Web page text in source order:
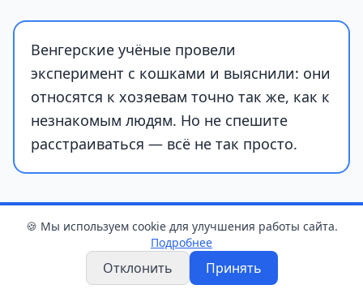
Венгерские учёные провели
эксперимент с кошками и выяснили: они
относятся к хозяевам точно так же, как к
незнакомым людям. Но не спешите
расстраиваться — всё не так просто.
🍪 Мы используем cookie для улучшения работы сайта.
Подробнее
Отклонить Принять